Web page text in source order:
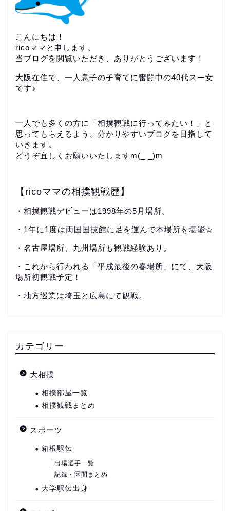
こんにちは！
ricoママと申します。
当ブログを閲覧いただき、ありがとうございます！
大阪在住で、一人息子の子育てに奮闘中の40代スー女
です♪
一人でも多くの方に「相撲観戦に行ってみたい！」と
思ってもらえるよう、分かりやすいブログを目指して
いきます。
どうぞ宜しくお願いいたしますm(_ _)m
【ricoママの相撲観戦歴】
・相撲観戦デビューは1998年の5月場所。
・1年に1度は両国国技館に足を運んで本場所を堪能☆
・名古屋場所、九州場所も観戦経験あり。
・これから行われる「平成最後の春場所」にて、大阪
場所初観戦予定！
・地方巡業は埼玉と広島にて観戦。
カテゴリー
大相撲
相撲部屋一覧
相撲観戦まとめ
スポーツ
箱根駅伝
出場選手一覧
記録・区間まとめ
大学駅伝出身